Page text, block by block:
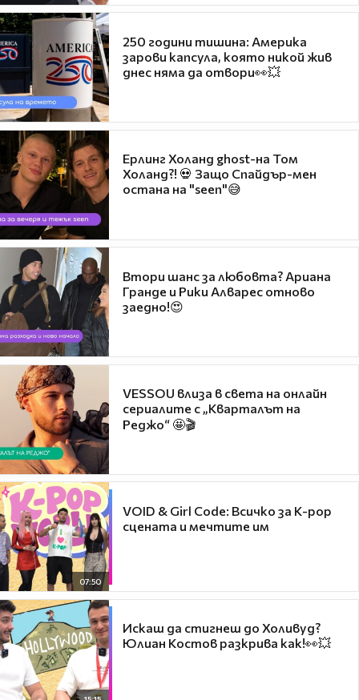
250 години тишина: Америка
зарови капсула, която никой жив
днес няма да отвори👀💥
Ерлинг Холанд ghost-на Том
Холанд?! 💀 Защо Спайдър-мен
остана на "seen"😅
Втори шанс за любовта? Ариана
Гранде и Рики Алварес отново
заедно!😍
VESSOU влиза в света на онлайн
сериалите с „Кварталът на
Реджо“ 🤩🎬
07:50
VOID & Girl Code: Всичко за K-pop
сцената и мечтите им
Искаш да стигнеш до Холивуд?
Юлиан Костов разкрива как!👀💥